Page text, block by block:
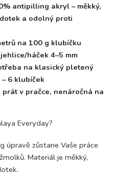
antipilling akryl – měkký,
a odolný proti
na 100 g klubíčku
háček 4–5 mm
na klasický pletený
6 klubíček
prát v pračce, nenáročná na
Everyday?
úpravě zůstane Vaše práce
Materiál je měkký,